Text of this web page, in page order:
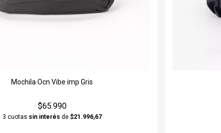
Mochila Ocn Vibe imp Gris
$65.990
3 cuotas sin interés de $21.996,67